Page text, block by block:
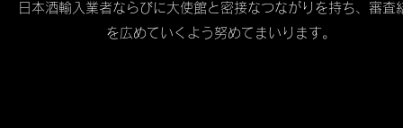
日本酒輸入業者ならびに大使館と密接なつながりを持ち、審査
を広めていくよう努めてまいります。